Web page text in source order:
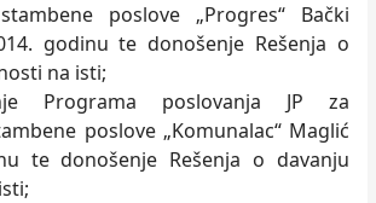
poslove „Progres“ Bački
godinu te donošenje Rešenja o
na isti;
Programa poslovanja JP za
poslove „Komunalac“ Maglić
te donošenje Rešenja o davanju